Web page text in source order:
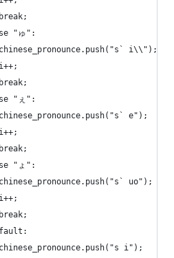
"ゅ":
i\\");
"ぇ":
e");
"ょ":
uo");
i");